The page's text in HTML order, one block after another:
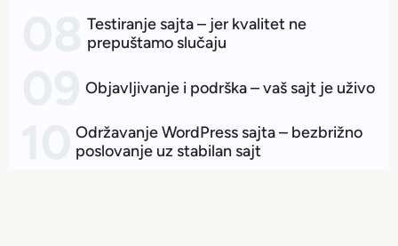
Testiranje sajta – jer kvalitet ne
prepuštamo slučaju
Objavljivanje i podrška – vaš sajt je uživo
Održavanje WordPress sajta – bezbrižno
poslovanje uz stabilan sajt